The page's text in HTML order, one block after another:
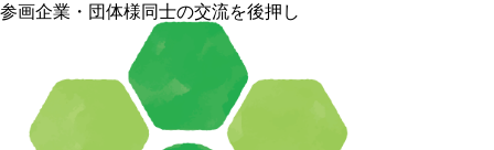
参画企業・団体様同士の交流を後押し